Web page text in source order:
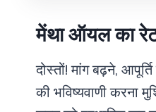
मेंथा ऑयल का
दोस्तों! मांग बढ़ने,
की भविष्यवाणी करना